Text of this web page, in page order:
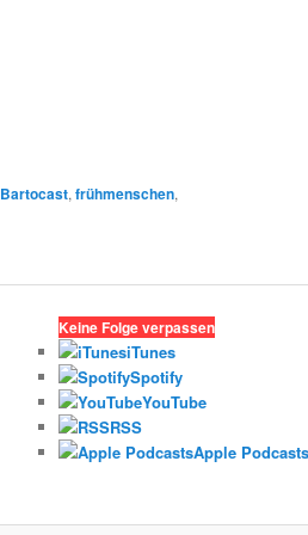
Bartocast,frühmenschen,
Keine Folge verpassen
iTunes
Spotify
YouTube
RSS
Apple